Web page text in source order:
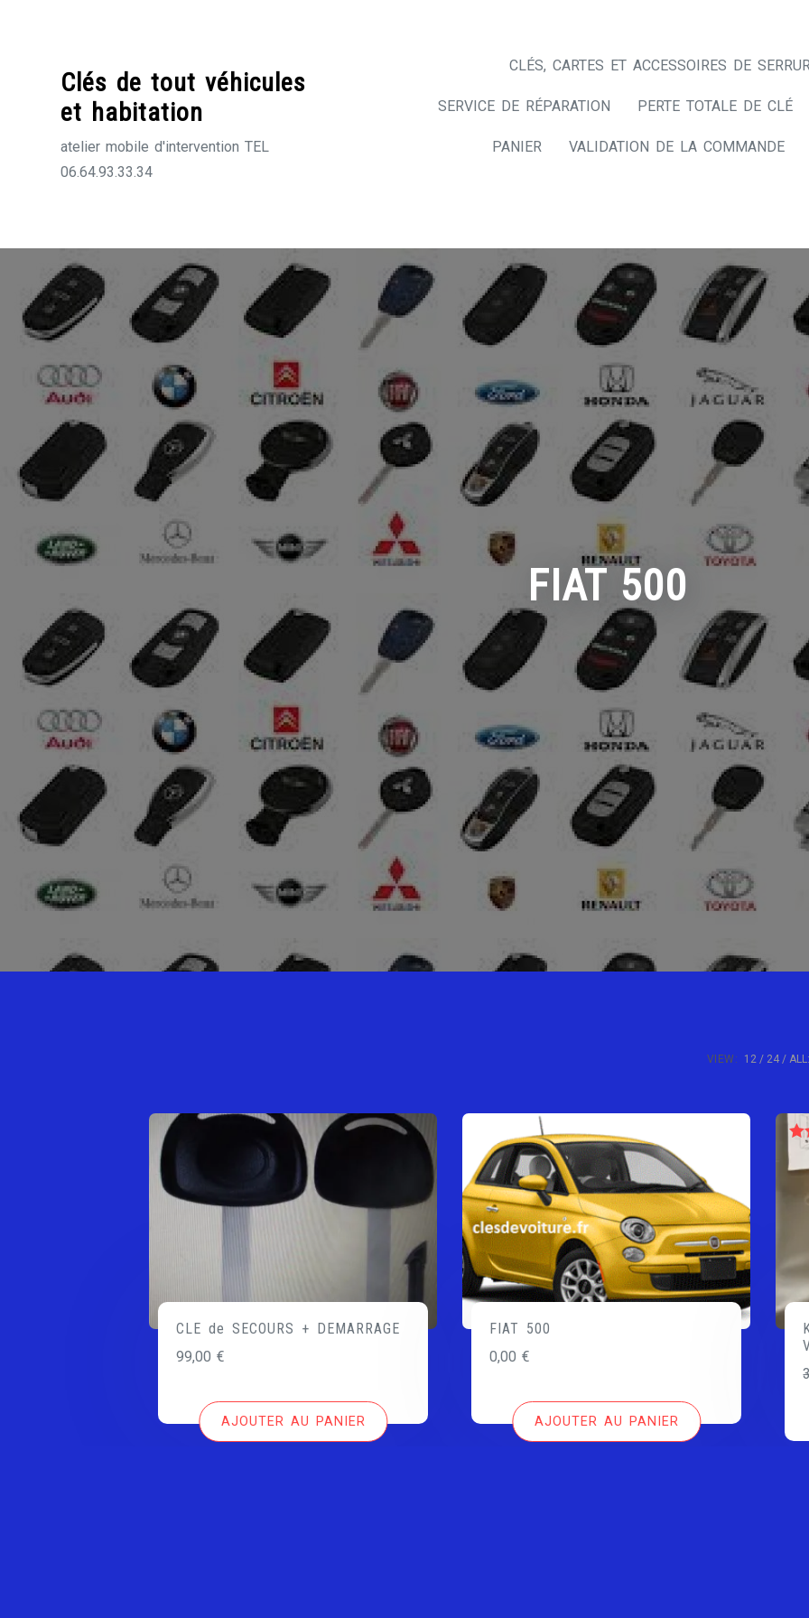
Clés de tout véhicules
et habitation
atelier mobile d'intervention TEL
06.64.93.33.34
CLÉS, CARTES ET ACCESSOIRES DE
SERVICE DE RÉPARATION PERTE TOTALE DE CLÉ
PANIER VALIDATION DE LA COMMANDE
FIAT 500
VIEW: 12 24 ALL:
CLE de SECOURS + DEMARRAGE
99,00€
AJOUTER AU PANIER
FIAT 500
0,00€
AJOUTER AU PANIER